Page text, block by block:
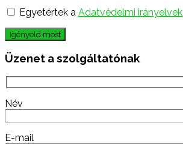
Egyetértek a Adatvédelmi irányelvek
Igényeld most
Üzenet a szolgáltatónak
Név
E-mail